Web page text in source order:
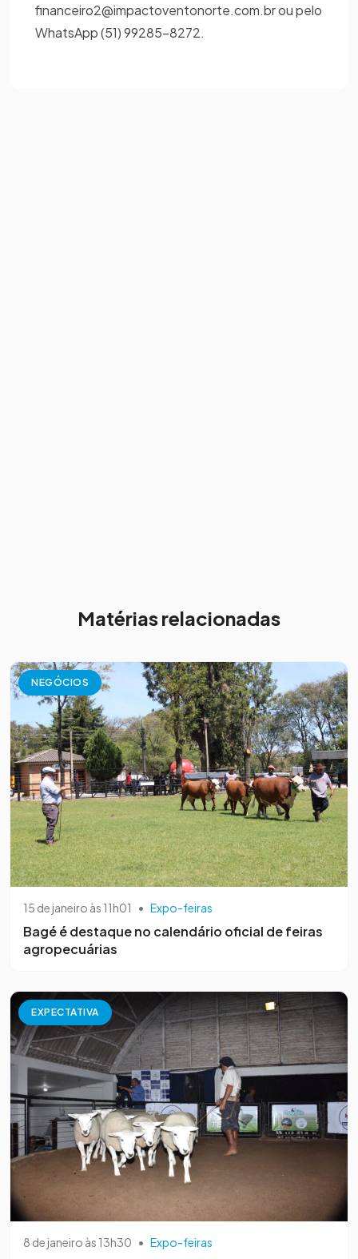
financeiro2@impactoventonorte.com.br ou pelo
WhatsApp (51) 99285-8272.
Matérias relacionadas
NEGÓCIOS
15 de janeiro às 11h01 • Expo-feiras
Bagé é destaque no calendário oficial de feiras
agropecuárias
EXPECTATIVA
8 de janeiro às 13h30 • Expo-feiras